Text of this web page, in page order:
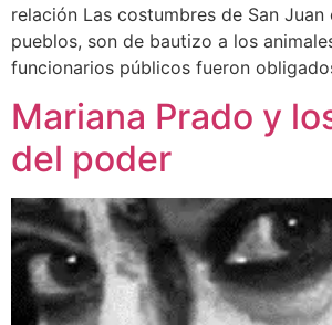
relación Las costumbres de San Juan
pueblos, son de bautizo a los
funcionarios públicos fueron
Mariana Prado y
del poder